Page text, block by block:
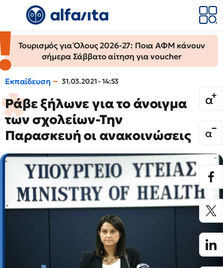
Τουρισμός για Όλους 2026-27: Ποια ΑΦΜ κάνουν
σήμερα Σάββατο αίτηση για voucher
Εκπαίδευση 31.03.2021 - 14:53
Ράβε ξήλωνε για το άνοιγμα
των σχολείων-Την
Παρασκευή οι ανακοινώσεις